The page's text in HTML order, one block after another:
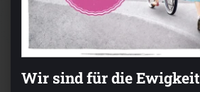
Wir sind für die Ewigkeit